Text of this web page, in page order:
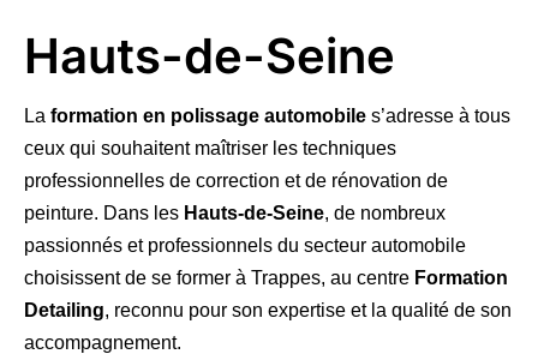
Hauts-de-Seine
La formation en polissage automobile s’adresse à tous
ceux qui souhaitent maîtriser les techniques
professionnelles de correction et de rénovation de
peinture. Dans les Hauts-de-Seine, de nombreux
passionnés et professionnels du secteur automobile
choisissent de se former à Trappes, au centre Formation
Detailing, reconnu pour son expertise et la qualité de son
accompagnement.